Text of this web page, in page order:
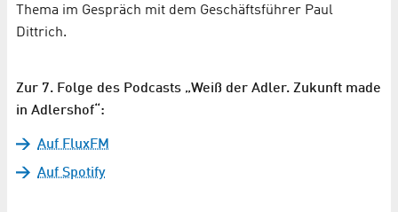
Thema im Gespräch mit dem Geschäftsführer Paul
Dittrich.
Zur 7. Folge des Podcasts „Weiß der Adler. Zukunft made
in Adlershof“:
Auf FluxFM
Auf Spotify